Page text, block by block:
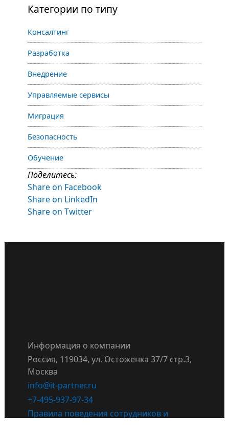
Категории по типу
Консалтинг
Разработка
Внедрение
Управляемые сервисы
Миграция
Безопасность
Обучение
Поделитесь:
Share on Facebook
Share on LinkedIn
Share on Twitter
Информация о компании
Россия, 119034, ул. Остоженка 37/7 стр.3,
Москва
info@it-partner.ru
+7-495-937-97-34
Правила поведения сотрудников и